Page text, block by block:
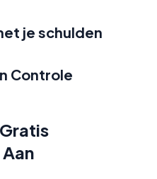
je schulden
Controle